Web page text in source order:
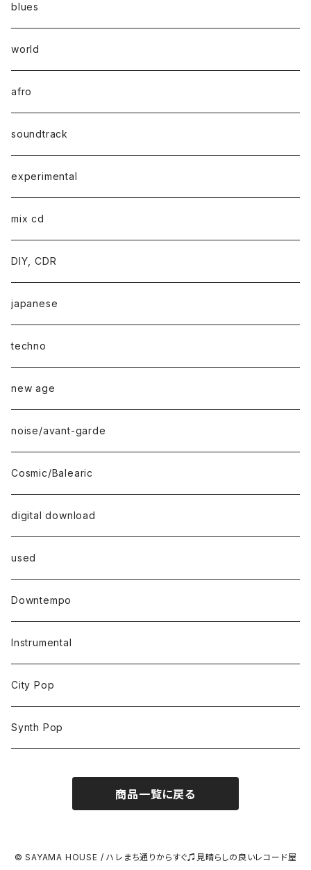
blues
world
afro
soundtrack
experimental
mix cd
DIY, CDR
japanese
techno
new age
noise/avant-garde
Cosmic/Balearic
digital download
used
Downtempo
Instrumental
City Pop
Synth Pop
商品一覧に戻る
© SAYAMA HOUSE / ハレまち通りからすぐ♫見晴らしの良いレコード屋